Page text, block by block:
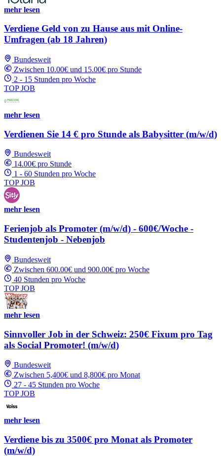
mehr lesen
Verdiene Geld von zu Hause aus mit Online-
Umfragen (ab 18 Jahren)
Bundesweit
Zwischen 10.00€ und 15.00€ pro Stunde
2 - 15 Stunden pro Woche
TOP JOB
mehr lesen
Verdienen Sie 14 € pro Stunde als Babysitter (m/w/d)
Bundesweit
14.00€ pro Stunde
1 - 60 Stunden pro Woche
TOP JOB
mehr lesen
Ferienjob als Promoter (m/w/d) - 600€/Woche -
Studentenjob - Nebenjob
Bundesweit
Zwischen 600.00€ und 900.00€ pro Woche
40 Stunden pro Woche
TOP JOB
mehr lesen
Sinnvoller Job in der Schweiz: 250€ Fixum pro Tag
als Social Promoter! (m/w/d)
Bundesweit
Zwischen 5,400€ und 8,800€ pro Monat
27 - 45 Stunden pro Woche
TOP JOB
mehr lesen
Verdiene bis zu 3500€ pro Monat als Promoter
(m/w/d)